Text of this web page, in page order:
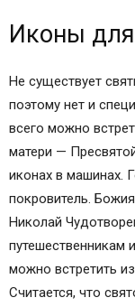
Где
Место
Заповеди для
Иконы
Не существует
поэтому нет и
всего можно
матери —
иконах в машинах.
покровитель.
Николай
путешественникам
можно встретить
Считается, что